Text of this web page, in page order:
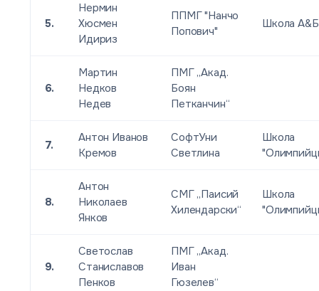
5.
Нермин
Хюсмен
Идириз
ППМГ "Нанчо
Попович"
Школа А&Б
6.
Мартин
Недков
Недев
ПМГ „Акад.
Боян
Петканчин“
7.
Антон Иванов
Кремов
СофтУни
Светлина
Школа
8.
Антон
Николаев
Янков
СМГ „Паисий
Хилендарски“
Школа
9.
Светослав
Станиславов
Пенков
ПМГ „Акад.
Иван
Гюзелев“